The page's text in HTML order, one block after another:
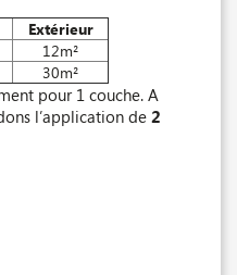
Extérieur
12m²
30m²
pour 1 couche. A
l’application de2